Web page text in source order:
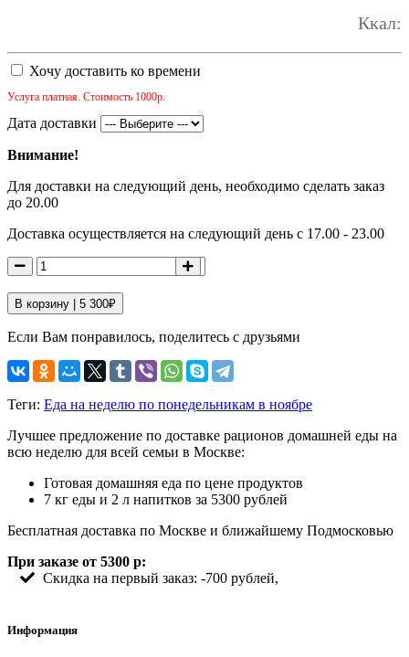
Ккал:
Хочу доставить ко времени
Услуга платная. Стоимость 1000р.
Дата доставки
Внимание!
Для доставки на следующий день, необходимо сделать заказ
до 20.00
Доставка осуществляется на следующий день с 17.00 - 23.00
В корзину | 5 300₽
Если Вам понравилось, поделитесь с друзьями
Теги: Еда на неделю по понедельникам в ноябре
Лучшее предложение по доставке рационов домашней еды на
всю неделю для всей семьи в Москве:
Готовая домашняя еда по цене продуктов
7 кг еды и 2 л напитков за 5300 рублей
Бесплатная доставка по Москве и ближайшему Подмосковью
При заказе от 5300 р:
Скидка на первый заказ: -700 рублей,
Информация